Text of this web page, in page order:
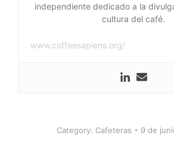
independiente dedicado a la
cultura del café.
www.coffeesapiens.org/
Category: Cafeteras 9 de